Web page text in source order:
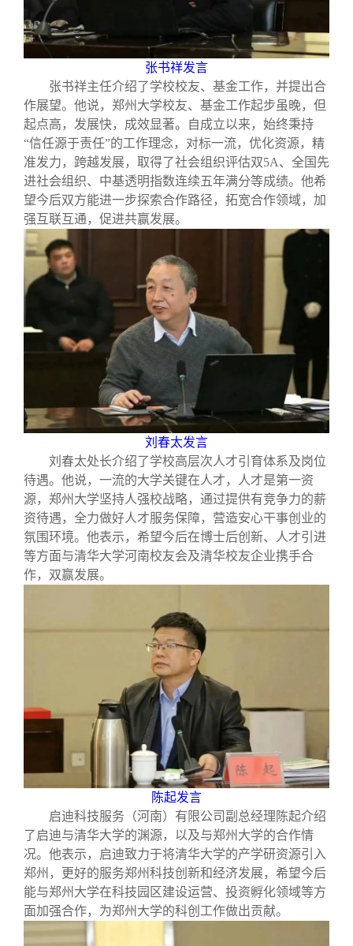
张书祥发言
张书祥主任介绍了学校校友、基金工作，并提出合
作展望。他说，郑州大学校友、基金工作起步虽晚，但
起点高，发展快，成效显著。自成立以来，始终秉持
“信任源于责任”的工作理念，对标一流，优化资源，精
准发力，跨越发展，取得了社会组织评估双5A、全国先
进社会组织、中基透明指数连续五年满分等成绩。他希
望今后双方能进一步探索合作路径，拓宽合作领域，加
强互联互通，促进共赢发展。
刘春太发言
刘春太处长介绍了学校高层次人才引育体系及岗位
待遇。他说，一流的大学关键在人才，人才是第一资
源，郑州大学坚持人强校战略，通过提供有竞争力的薪
资待遇，全力做好人才服务保障，营造安心干事创业的
氛围环境。他表示，希望今后在博士后创新、人才引进
等方面与清华大学河南校友会及清华校友企业携手合
作，双赢发展。
陈起发言
启迪科技服务（河南）有限公司副总经理陈起介绍
了启迪与清华大学的渊源，以及与郑州大学的合作情
况。他表示，启迪致力于将清华大学的产学研资源引入
郑州，更好的服务郑州科技创新和经济发展，希望今后
能与郑州大学在科技园区建设运营、投资孵化领域等方
面加强合作，为郑州大学的科创工作做出贡献。